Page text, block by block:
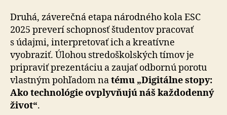
Druhá, záverečná etapa národného kola ESC
2025 preverí schopnosť študentov pracovať
s údajmi, interpretovať ich a kreatívne
vyobraziť. Úlohou stredoškolských tímov je
pripraviť prezentáciu a zaujať odbornú porotu
vlastným pohľadom natému „Digitálne stopy:
Ako technológie ovplyvňujú náš každodenný
život“.